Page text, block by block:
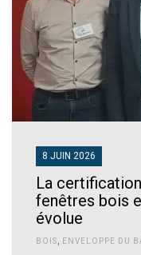
8 JUIN 2026
La
fenêtres bois
évolue
BOIS ENVELOPPE DU